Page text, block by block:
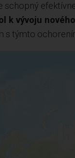
schopný
k vývoju
s týmto